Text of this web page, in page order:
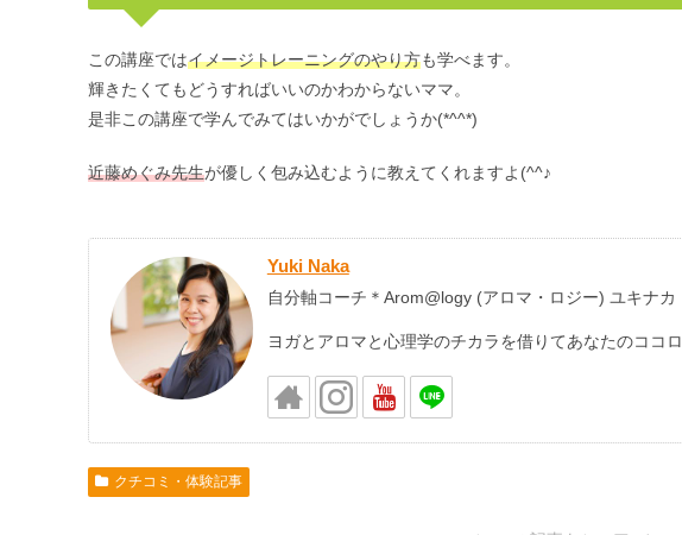
この講座ではイメージトレーニングのやり方も学べます。
輝きたくてもどうすればいいのかわからないママ。
是非この講座で学んでみてはいかがでしょうか(*^^*)
近藤めぐみ先生が優しく包み込むように教えてくれますよ(^^♪
Yuki Naka
自分軸コーチ＊Arom@logy (アロマ・ロジー) ユキナカ
ヨガとアロマと心理学のチカラを借りてあなたのココ
クチコミ・体験記事